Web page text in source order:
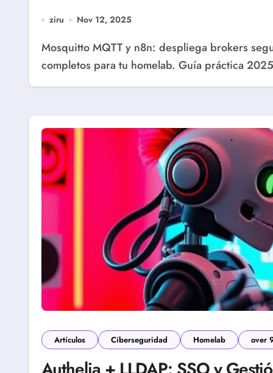
ziru Nov 12, 2025
Mosquitto MQTT y n8n: despliega brokers seguros, workflows en tiempo real y dashboards
completos para tu homelab. Guía práctica
Artículos Ciberseguridad Homelab over